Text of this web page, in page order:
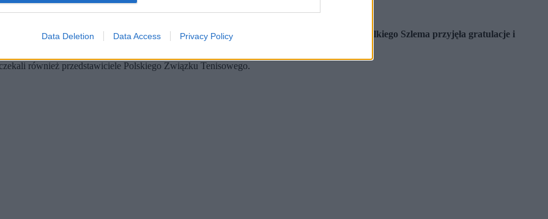
Data Deletion Data Access Privacy Policy
wyjaśnia
w poniedziałek przed godz. 10.Na miejscu obecni byli kibice, od których finalistka Wielkiego Szlema przyjęła gratulacje i
również przedstawiciele Polskiego Związku Tenisowego.